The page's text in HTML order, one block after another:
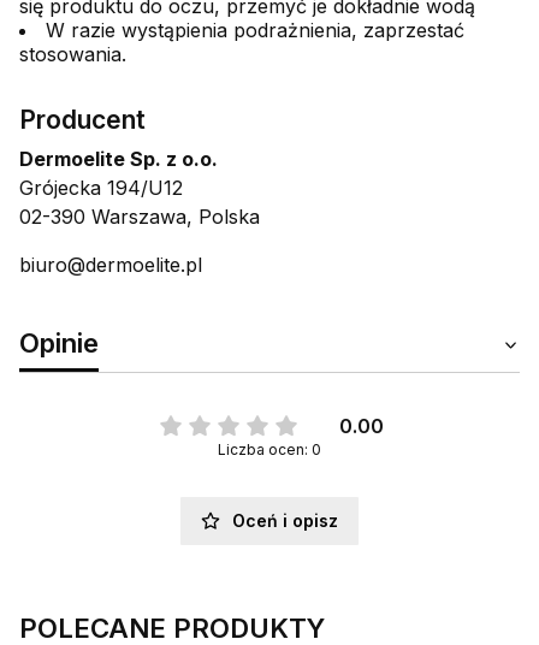
się produktu do oczu, przemyć je dokładnie wodą
W razie wystąpienia podrażnienia, zaprzestać
stosowania.
Producent
Dermoelite Sp. z o.o.
Grójecka 194/U12
02-390 Warszawa, Polska
biuro@dermoelite.pl
Opinie
0.00
Liczba ocen: 0
Oceń i opisz
POLECANE PRODUKTY